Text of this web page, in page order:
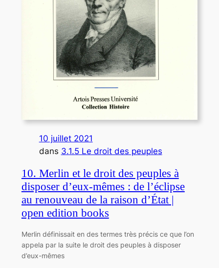
10 juillet 2021
dans 3.1.5 Le droit des peuples
10. Merlin et le droit des peuples à
disposer d’eux-mêmes : de l’éclipse
au renouveau de la raison d’État |
open edition books
Merlin définissait en des termes très précis ce que l’on
appela par la suite le droit des peuples à disposer
d’eux-mêmes